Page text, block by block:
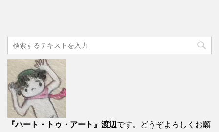
『ハート・トゥ・アート』渡辺です。どうぞよろしくお願